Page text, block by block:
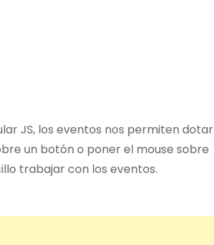
JS, los eventos nos permiten dotar
un botón o poner el mouse sobre
trabajar con los eventos.